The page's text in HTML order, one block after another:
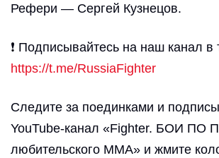
Рефери — Сергей Кузнецов.
❗ Подписывайтесь на наш канал в
https://t.me/RussiaFighter
Следите за поединками и
YouTube-канал «Fighter. БОИ ПО
любительского ММА» и жмите